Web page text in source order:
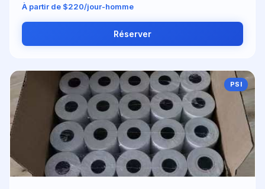
À partir de $220/jour-homme
Réserver
PSI